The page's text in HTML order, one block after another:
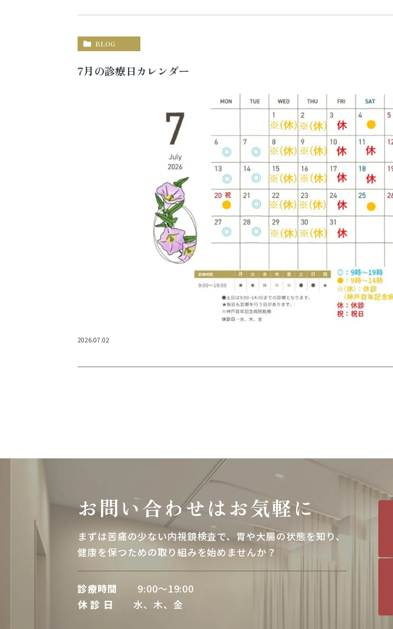
BLOG
7月の診療日カレンダー
2026.07.02
お問い合わせはお気軽に
まずは苦痛の少ない内視鏡検査で、胃や大腸の状態を知り、
健康を保つための取り組みを始めませんか？
診療時間 9:00～19:00
休 診 日 水、木、金